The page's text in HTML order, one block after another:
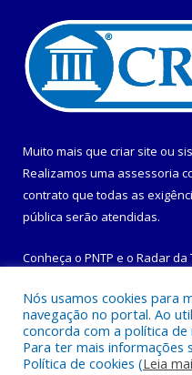
Muito mais que criar site ou
Realizamos uma assessoria
contrato que todas as
pública serão atendidas.
Conheça o PNTP e o Radar da
Todos os direitos
Nós usamos cookies para
navegação no portal. Ao
concorda com a política
Para ter mais informações
Política de cookies (Leia